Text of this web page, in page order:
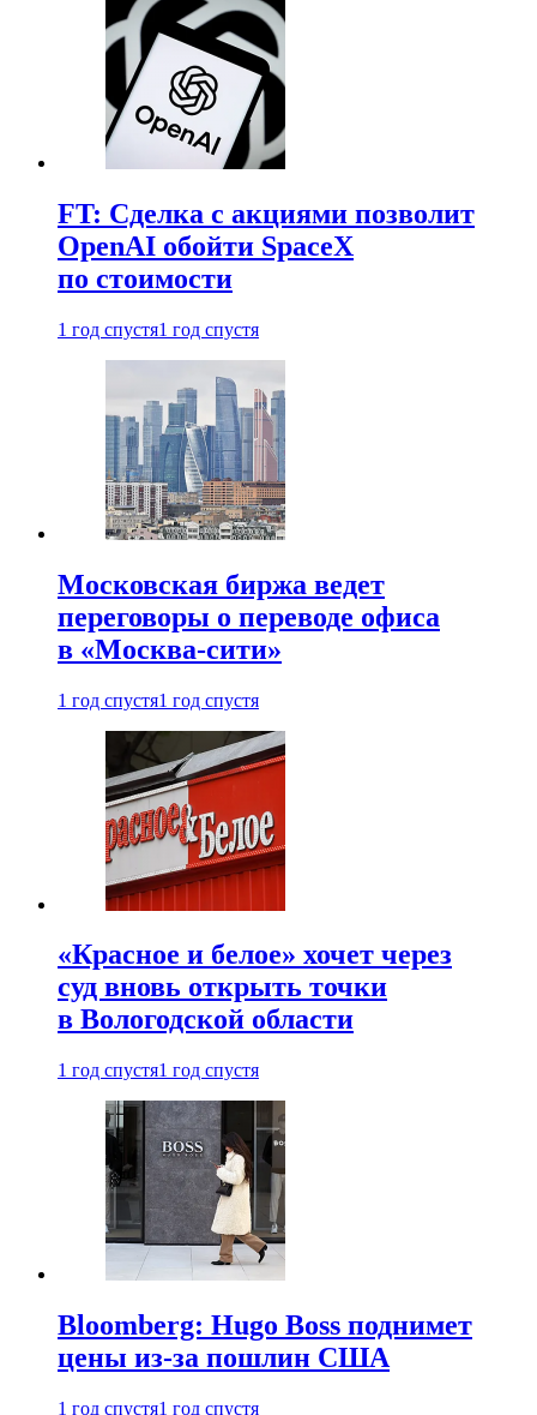
FT: Сделка с акциями позволит
OpenAI обойти SpaceX
по стоимости
1 год спустя1 год спустя
Московская биржа ведет
переговоры о переводе офиса
в «Москва-сити»
1 год спустя1 год спустя
«Красное и белое» хочет через
суд вновь открыть точки
в Вологодской области
1 год спустя1 год спустя
Bloomberg: Hugo Boss поднимет
цены из-за пошлин США
1 год спустя1 год спустя